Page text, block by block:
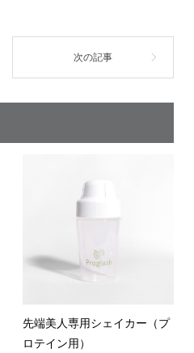
先端美人専用シェイカー（プ
ロテイン用）